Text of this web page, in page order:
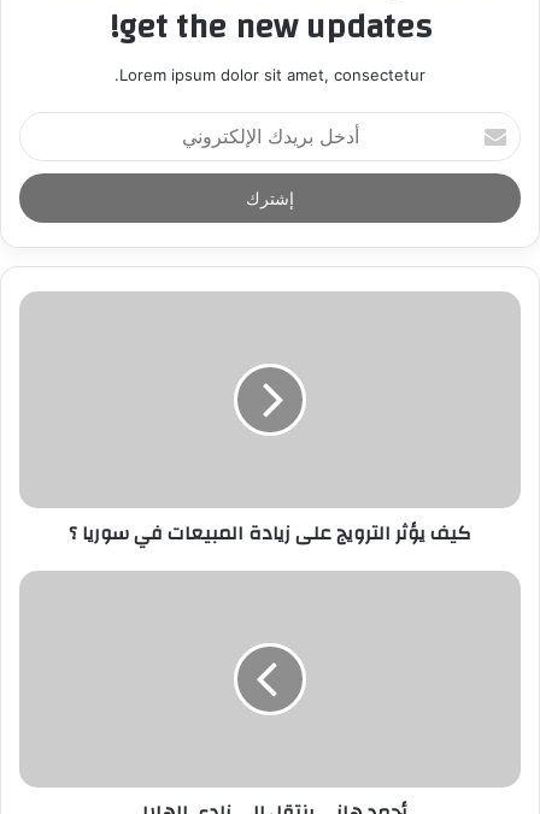
get the new updates!
Lorem ipsum dolor sit amet, consectetur.
أ
د
خ
ل
ر
د
ر
ي
كيف يؤثر الترويج على زيادة المبيعات في سوريا ؟